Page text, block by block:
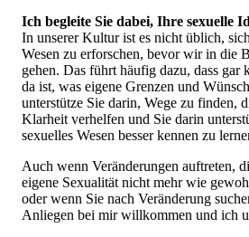
Ich begleite Sie dabei, Ihre sexuelle
In unserer Kultur ist es nicht üblich,
Wesen zu erforschen, bevor wir in die
gehen. Das führt häufig dazu, dass gar
da ist, was eigene Grenzen und
unterstütze Sie darin, Wege zu finden,
Klarheit verhelfen und Sie darin
sexuelles Wesen besser kennen zu
Auch wenn Veränderungen auftreten,
eigene Sexualität nicht mehr wie
oder wenn Sie nach Veränderung
Anliegen bei mir willkommen und ich